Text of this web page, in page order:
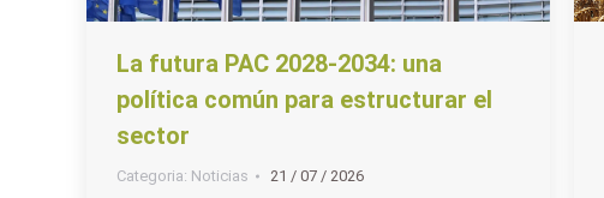
La futura PAC 2028-2034: una
política común para estructurar el
sector
Categoria: Noticias 21 / 07 / 2026